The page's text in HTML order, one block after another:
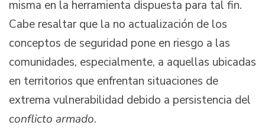
misma en la herramienta dispuesta para tal fin.
Cabe resaltar que la no actualización de los
conceptos de seguridad pone en riesgo a las
comunidades, especialmente, a aquellas ubicadas
en territorios que enfrentan situaciones de
extrema vulnerabilidad debido a persistencia del
conflicto armado.